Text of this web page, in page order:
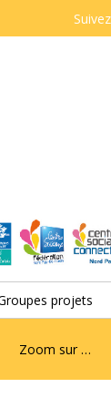
projets
Zoom sur …